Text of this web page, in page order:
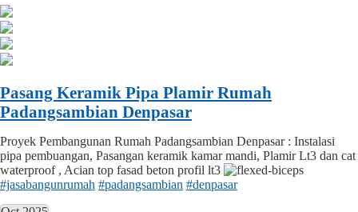
Pasang Keramik Pipa Plamir Rumah
Padangsambian Denpasar
Proyek Pembangunan Rumah Padangsambian Denpasar : Instalasi
pipa pembuangan, Pasangan keramik kamar mandi, Plamir Lt3 dan cat
waterproof , Acian top fasad beton profil lt3
#jasabangunrumah #padangsambian #denpasar